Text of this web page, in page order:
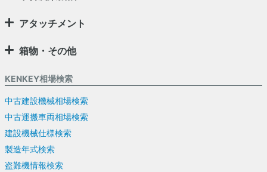
アタッチメント
箱物・その他
KENKEY相場検索
中古建設機械相場検索
中古運搬車両相場検索
建設機械仕様検索
製造年式検索
盗難機情報検索